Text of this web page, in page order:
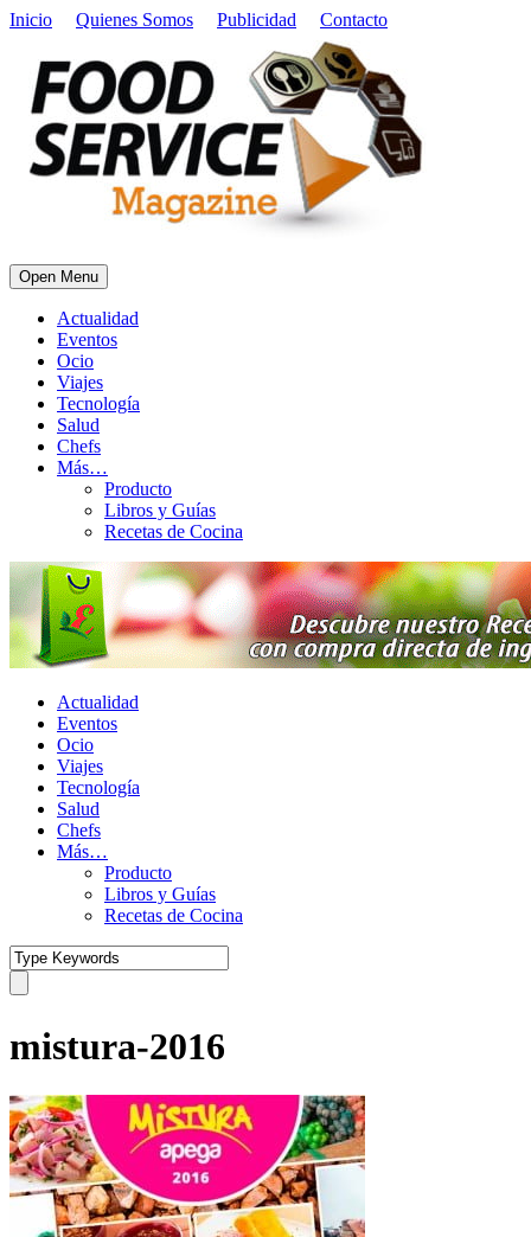
Inicio Quienes Somos Publicidad Contacto
Open Menu
Actualidad
Eventos
Ocio
Viajes
Tecnología
Salud
Chefs
Más…
Producto
Libros y Guías
Recetas de Cocina
Actualidad
Eventos
Ocio
Viajes
Tecnología
Salud
Chefs
Más…
Producto
Libros y Guías
Recetas de Cocina
mistura-2016